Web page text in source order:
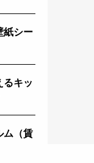
紙シー
るキッ
ム（賃